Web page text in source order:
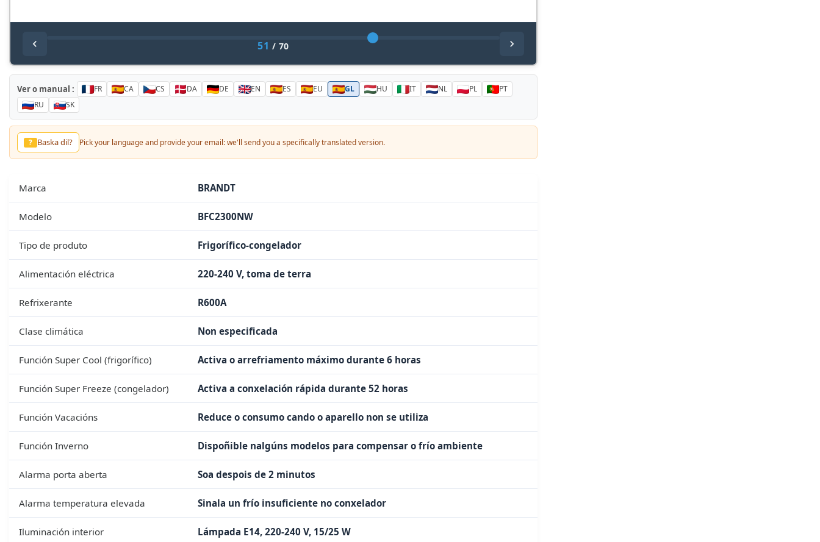
51 / 70
Ver o manual : FR CA CS DA DE EN ES EU GL HU IT NL PL
PT
RU
SK
? Annat sprak? Pick your language and provide your email: we'll send you a specifically translated version.
Marca BRANDT
Modelo BFC2300NW
Tipo de produto Frigorífico-congelador
Alimentación eléctrica 220-240 V, toma de terra
Refrixerante R600A
Clase climática Non especificada
Función Super Cool (frigorífico) Activa o arrefriamento máximo durante 6 horas
Función Super Freeze (congelador) Activa a conxelación rápida durante 52 horas
Función Vacacións Reduce o consumo cando o aparello non se utiliza
Función Inverno Dispoñible nalgúns modelos para compensar o frío ambiente
Alarma porta aberta Soa despois de 2 minutos
Alarma temperatura elevada Sinala un frío insuficiente no conxelador
Iluminación interior Lámpada E14, 220-240 V, 15/25 W